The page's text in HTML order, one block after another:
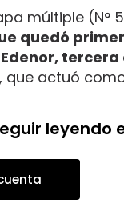
múltiple (N°
quedó
que actuó
leyendo